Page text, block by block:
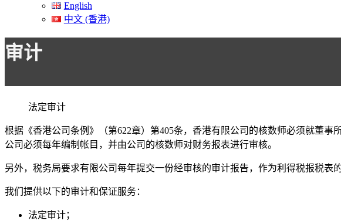
English
中文 (香港)
审计
法定审计
根据《香港公司条例》（第622章）第405条，香港有限公司的核数师必须就董
公司必须每年编制帐目，并由公司的核数师对财务报表进行审核。
另外，税务局要求有限公司每年提交一份经审核的审计报告，作为利得税报税表的
我们提供以下的审计和保证服务：
法定审计；